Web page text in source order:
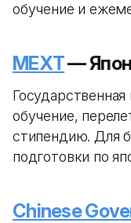
обучение и
MEXT—
обучение,
стипендию. Для
подготовки по
Chinese